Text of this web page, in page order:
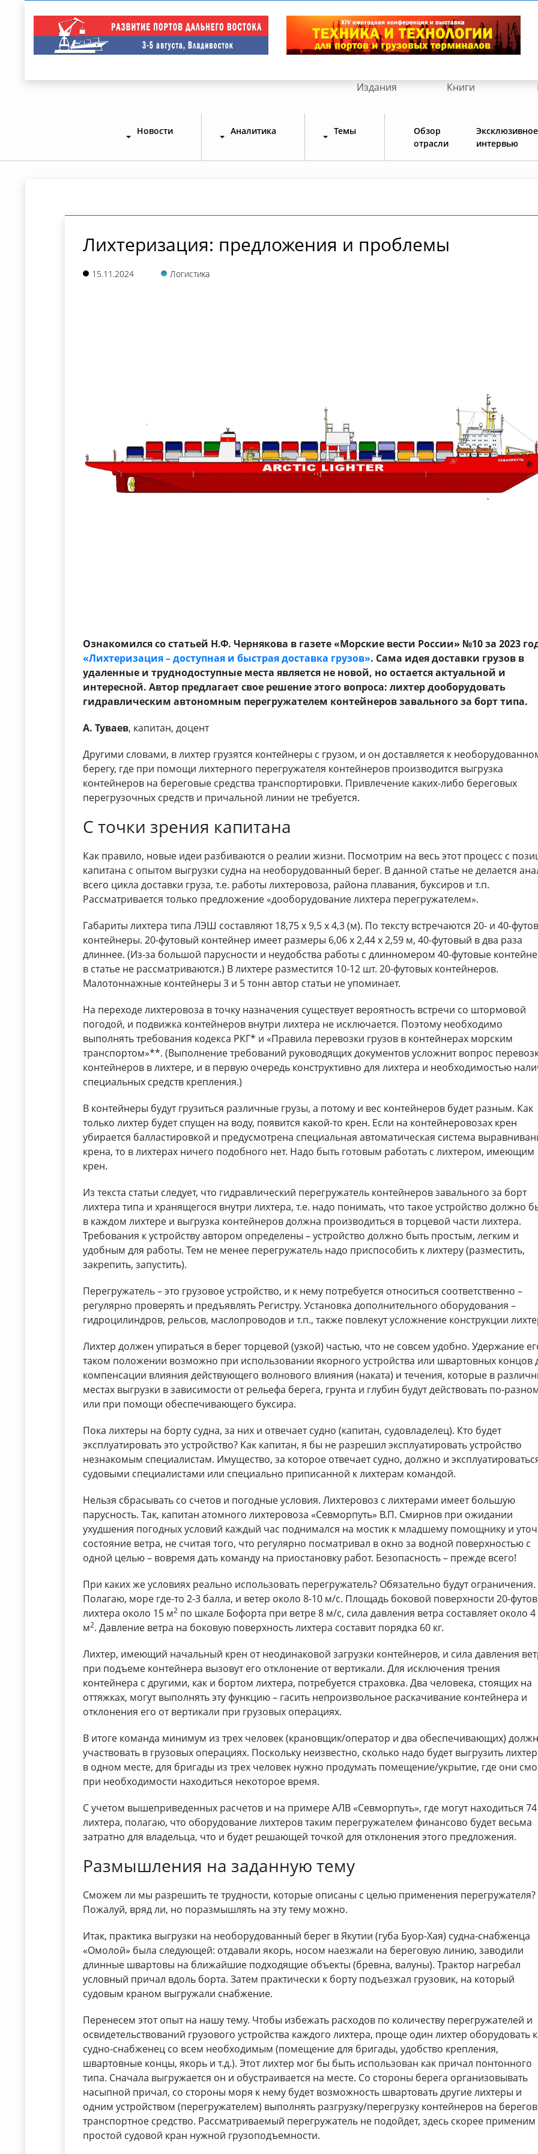
Издания Книги
Новости Аналитика Темы
Обзор
отрасли
Эксклюзивное
интервью
Лихтеризация: предложения и проблемы
15.11.2024 Логистика
Ознакомился со статьей Н.Ф. Чернякова в газете «Морские вести России» №10 за 2023
«Лихтеризация – доступная и быстрая доставка грузов». Сама идея доставки грузов в
удаленные и труднодоступные места является не новой, но остается актуальной и
интересной. Автор предлагает свое решение этого вопроса: лихтер дооборудовать
гидравлическим автономным перегружателем контейнеров завального за борт типа.
А. Туваев, капитан, доцент
Другими словами, в лихтер грузятся контейнеры с грузом, и он доставляется к
берегу, где при помощи лихтерного перегружателя контейнеров производится выгрузка
контейнеров на береговые средства транспортировки. Привлечение каких-либо береговых
перегрузочных средств и причальной линии не требуется.
С точки зрения капитана
Как правило, новые идеи разбиваются о реалии жизни. Посмотрим на весь этот процесс с
капитана с опытом выгрузки судна на необорудованный берег. В данной статье не делается
всего цикла доставки груза, т.е. работы лихтеровоза, района плавания, буксиров и т.п.
Рассматривается только предложение «дооборудование лихтера перегружателем».
Габариты лихтера типа ЛЭШ составляют 18,75 х 9,5 х 4,3 (м). По тексту встречаются 20- и 40-
контейнеры. 20-футовый контейнер имеет размеры 6,06 х 2,44 х 2,59 м, 40-футовый в два раза
длиннее. (Из-за большой парусности и неудобства работы с длинномером 40-футовые
в статье не рассматриваются.) В лихтере разместится 10-12 шт. 20-футовых контейнеров.
Малотоннажные контейнеры 3 и 5 тонн автор статьи не упоминает.
На переходе лихтеровоза в точку назначения существует вероятность встречи со штормовой
погодой, и подвижка контейнеров внутри лихтера не исключается. Поэтому необходимо
выполнять требования кодекса РКГ* и «Правила перевозки грузов в контейнерах морским
транспортом»**. (Выполнение требований руководящих документов усложнит вопрос
контейнеров в лихтере, и в первую очередь конструктивно для лихтера и необходимостью
специальных средств крепления.)
В контейнеры будут грузиться различные грузы, а потому и вес контейнеров будет разным. Как
только лихтер будет спущен на воду, появится какой-то крен. Если на контейнеровозах крен
убирается балластировкой и предусмотрена специальная автоматическая система
крена, то в лихтерах ничего подобного нет. Надо быть готовым работать с лихтером, имеющим
крен.
Из текста статьи следует, что гидравлический перегружатель контейнеров завального за борт
лихтера типа и хранящегося внутри лихтера, т.е. надо понимать, что такое устройство должно
в каждом лихтере и выгрузка контейнеров должна производиться в торцевой части лихтера.
Требования к устройству автором определены – устройство должно быть простым, легким и
удобным для работы. Тем не менее перегружатель надо приспособить к лихтеру (разместить,
закрепить, запустить).
Перегружатель – это грузовое устройство, и к нему потребуется относиться соответственно –
регулярно проверять и предъявлять Регистру. Установка дополнительного оборудования –
гидроцилиндров, рельсов, маслопроводов и т.п., также повлекут усложнение конструкции
Лихтер должен упираться в берег торцевой (узкой) частью, что не совсем удобно. Удержание
таком положении возможно при использовании якорного устройства или швартовных концов
компенсации влияния действующего волнового влияния (наката) и течения, которые в
местах выгрузки в зависимости от рельефа берега, грунта и глубин будут действовать по-
или при помощи обеспечивающего буксира.
Пока лихтеры на борту судна, за них и отвечает судно (капитан, судовладелец). Кто будет
эксплуатировать это устройство? Как капитан, я бы не разрешил эксплуатировать устройство
незнакомым специалистам. Имущество, за которое отвечает судно, должно и
судовыми специалистами или специально приписанной к лихтерам командой.
Нельзя сбрасывать со счетов и погодные условия. Лихтеровоз с лихтерами имеет большую
парусность. Так, капитан атомного лихтеровоза «Севморпуть» В.П. Смирнов при ожидании
ухудшения погодных условий каждый час поднимался на мостик к младшему помощнику и
состояние ветра, не считая того, что регулярно посматривал в окно за водной поверхностью с
одной целью – вовремя дать команду на приостановку работ. Безопасность – прежде всего!
При каких же условиях реально использовать перегружатель? Обязательно будут ограничения.
Полагаю, море где-то 2-3 балла, и ветер около 8-10 м/с. Площадь боковой поверхности 20-
лихтера около 15 м2 по шкале Бофорта при ветре 8 м/с, сила давления ветра составляет около 4
м2. Давление ветра на боковую поверхность лихтера составит порядка 60 кг.
Лихтер, имеющий начальный крен от неодинаковой загрузки контейнеров, и сила давления
при подъеме контейнера вызовут его отклонение от вертикали. Для исключения трения
контейнера с другими, как и бортом лихтера, потребуется страховка. Два человека, стоящих на
оттяжках, могут выполнять эту функцию – гасить непроизвольное раскачивание контейнера и
отклонения его от вертикали при грузовых операциях.
В итоге команда минимум из трех человек (крановщик/оператор и два обеспечивающих)
участвовать в грузовых операциях. Поскольку неизвестно, сколько надо будет выгрузить
в одном месте, для бригады из трех человек нужно продумать помещение/укрытие, где они
при необходимости находиться некоторое время.
С учетом вышеприведенных расчетов и на примере АЛВ «Севморпуть», где могут находиться 74
лихтера, полагаю, что оборудование лихтеров таким перегружателем финансово будет весьма
затратно для владельца, что и будет решающей точкой для отклонения этого предложения.
Размышления на заданную тему
Сможем ли мы разрешить те трудности, которые описаны с целью применения перегружателя?
Пожалуй, вряд ли, но поразмышлять на эту тему можно.
Итак, практика выгрузки на необорудованный берег в Якутии (губа Буор-Хая) судна-снабженца
«Омолой» была следующей: отдавали якорь, носом наезжали на береговую линию, заводили
длинные швартовы на ближайшие подходящие объекты (бревна, валуны). Трактор нагребал
условный причал вдоль борта. Затем практически к борту подъезжал грузовик, на который
судовым краном выгружали снабжение.
Перенесем этот опыт на нашу тему. Чтобы избежать расходов по количеству перегружателей и
освидетельствований грузового устройства каждого лихтера, проще один лихтер оборудовать
судно-снабженец со всем необходимым (помещение для бригады, удобство крепления,
швартовные концы, якорь и т.д.). Этот лихтер мог бы быть использован как причал понтонного
типа. Сначала выгружается он и обустраивается на месте. Со стороны берега организовывать
насыпной причал, со стороны моря к нему будет возможность швартовать другие лихтеры и
одним устройством (перегружателем) выполнять разгрузку/перегрузку контейнеров на
транспортное средство. Рассматриваемый перегружатель не подойдет, здесь скорее применим
простой судовой кран нужной грузоподъемности.